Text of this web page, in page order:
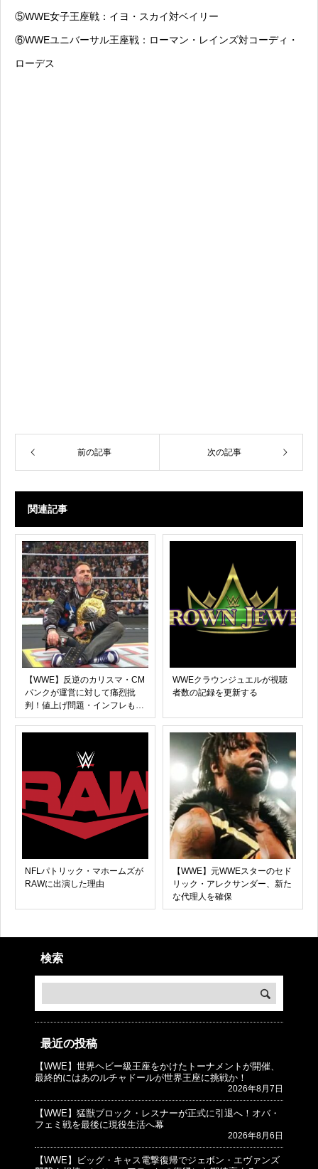
⑤WWE女子王座戦：イヨ・スカイ対ベイリー
⑥WWEユニバーサル王座戦：ローマン・レインズ対コーディ・
ローデス
前の記事 次の記事
関連記事
【WWE】反逆のカリスマ・CM
パンクが運営に対して痛烈批
判！値上げ問題・インフレも絡
めたまさかのマイク爆弾が大爆
発！
WWEクラウンジュエルが視聴
者数の記録を更新する
NFLパトリック・マホームズが
RAWに出演した理由
【WWE】元WWEスターのセド
リック・アレクサンダー、新た
な代理人を確保
検索
最近の投稿
【WWE】世界ヘビー級王座をかけたトーナメントが開催、
最終的にはあのルチャドールが世界王座に挑戦か！
2026年8月7日
【WWE】猛獣ブロック・レスナーが正式に引退へ！オバ・
フェミ戦を最後に現役生活へ幕
2026年8月6日
【WWE】ビッグ・キャス電撃復帰でジェボン・エヴァンズ
© プロレスJunkie ～WWEの最新情報 USA～